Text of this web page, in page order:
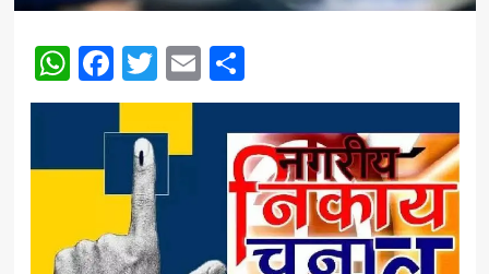
WhatsApp
Facebook
Twitter
EmailShare